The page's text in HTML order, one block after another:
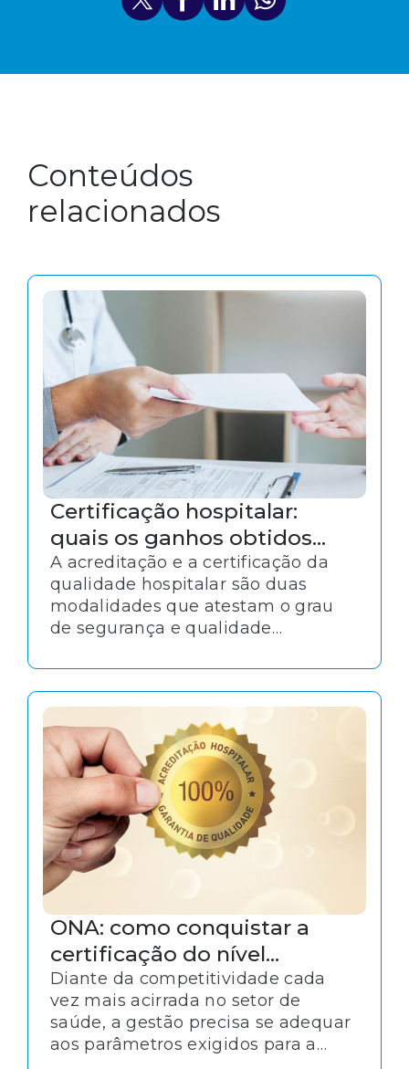
Conteúdos
relacionados
Certificação hospitalar:
quais os ganhos obtidos
com o selo do CQH?
A acreditação e a certificação da
qualidade hospitalar são duas
modalidades que atestam o grau
de segurança e qualidade
importantes estratégias de gestão
da qualidade, com vistas à
saúde.
ONA: como conquistar a
certificação do nível
máximo de acreditação
Diante da competitividade cada
vez mais acirrada no setor de
saúde, a gestão precisa se adequar
aos parâmetros exigidos para a